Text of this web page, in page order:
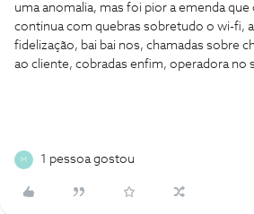
uma anomalia, mas foi pior a emenda
continua com quebras sobretudo o wi-fi,
fidelização, bai bai nos, chamadas sobre
ao cliente, cobradas enfim, operadora no
M 1 pessoa gostou